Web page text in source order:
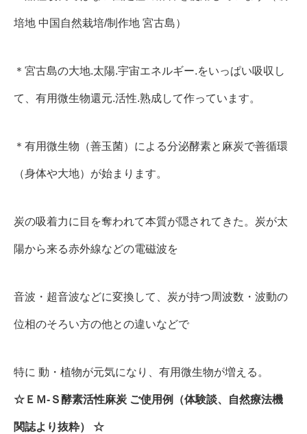
培地 中国自然栽培/制作地 宮古島）
＊宮古島の大地.太陽.宇宙エネルギー.をいっぱい吸収し
て、有用微生物還元.活性.熟成して作っています。
＊有用微生物（善玉菌）による分泌酵素と麻炭で善循環
（身体や大地）が始まります。
炭の吸着力に目を奪われて本質が隠されてきた。炭が太
陽から来る赤外線などの電磁波を
音波・超音波などに変換して、炭が持つ周波数・波動の
位相のそろい方の他との違いなどで
特に 動・植物が元気になり、有用微生物が増える。
☆ＥＭ-Ｓ酵素活性麻炭 ご使用例（体験談、自然療法機
関誌より抜粋） ☆